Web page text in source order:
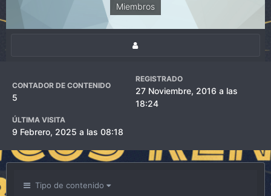
Miembros
CONTADOR DE CONTENIDO
5
REGISTRADO
27 Noviembre, 2016 a las
18:24
ÚLTIMA VISITA
9 Febrero, 2025 a las 08:18
Tipo de contenido